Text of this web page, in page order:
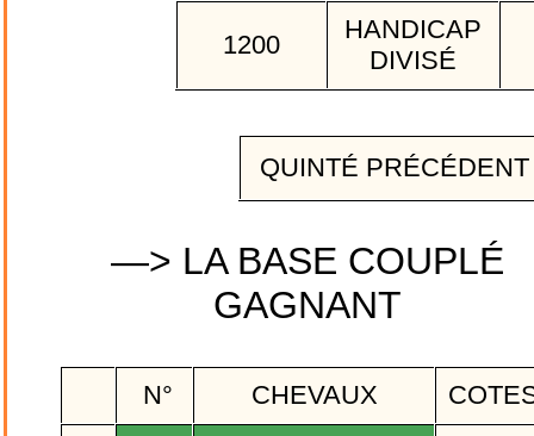
1200
HANDICAP
DIVISÉ
QUINTÉ
—> LA BASE COUPLÉ
GAGNANT
N° CHEVAUX